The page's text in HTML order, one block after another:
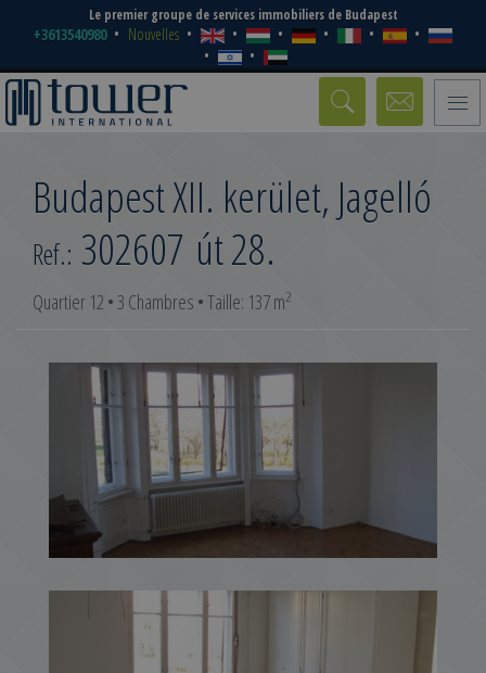
Le premier groupe de services immobiliers de Budapest
+3613540980 Nouvelles
Toggle
Budapest XII. kerület, Jagelló
út 28.
Ref.: 302607
Quartier 12 • 3 Chambres • Taille: 137 m2